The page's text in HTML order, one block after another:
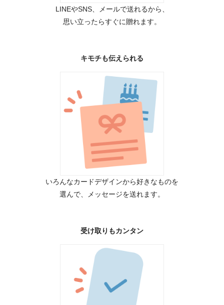
LINEやSNS、メールで送れるから、
思い立ったらすぐに贈れます。
キモチも伝えられる
いろんなカードデザインから好きなものを
選んで、メッセージを送れます。
受け取りもカンタン